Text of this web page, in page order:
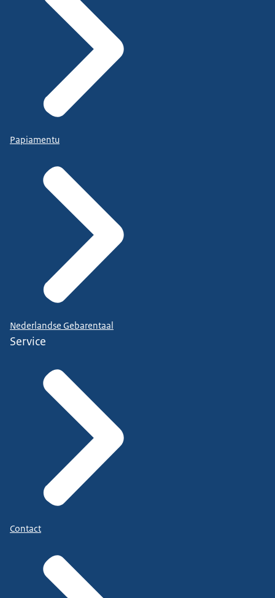
Papiamentu
Nederlandse Gebarentaal
Service
Contact